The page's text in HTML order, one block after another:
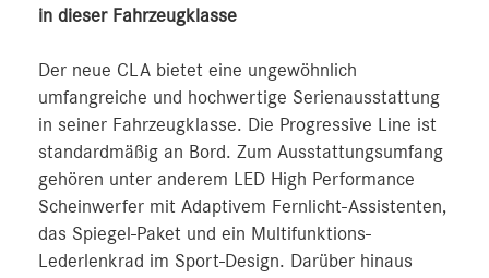
in dieser Fahrzeugklasse
Der neue CLA bietet eine ungewöhnlich
umfangreiche und hochwertige Serienausstattung
in seiner Fahrzeugklasse. Die Progressive Line ist
standardmäßig an Bord. Zum Ausstattungsumfang
gehören unter anderem LED High Performance
Scheinwerfer mit Adaptivem Fernlicht-Assistenten,
das Spiegel-Paket und ein Multifunktions-
Lederlenkrad im Sport-Design. Darüber hinaus